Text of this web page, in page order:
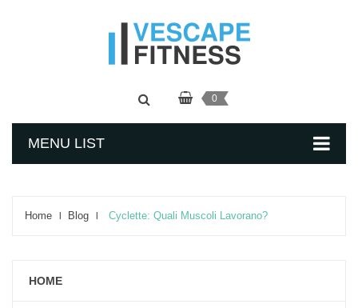
0
MENU LIST
Home Blog Cyclette: Quali Muscoli Lavorano?
HOME